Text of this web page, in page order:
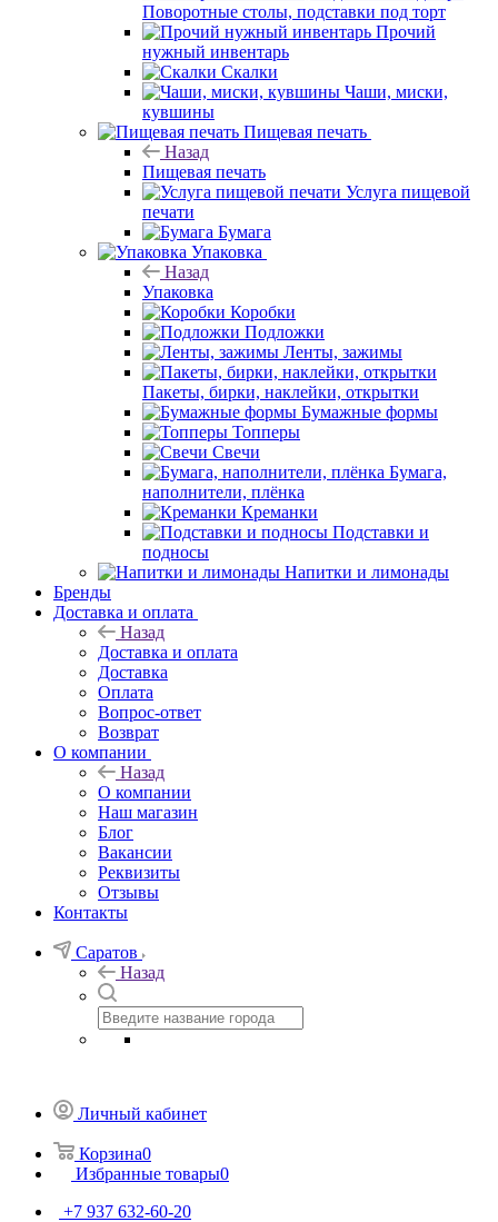
Поворотные столы, подставки под торт
Прочий
нужный инвентарь
Скалки
Чаши, миски,
кувшины
Пищевая печать
Назад
Пищевая печать
Услуга пищевой
печати
Бумага
Упаковка
Назад
Упаковка
Коробки
Подложки
Ленты, зажимы
Пакеты, бирки, наклейки, открытки
Бумажные формы
Топперы
Свечи
Бумага,
наполнители, плёнка
Креманки
Подставки и
подносы
Напитки и лимонады
Бренды
Доставка и оплата
Назад
Доставка и оплата
Доставка
Оплата
Вопрос-ответ
Возврат
О компании
Назад
О компании
Наш магазин
Блог
Вакансии
Реквизиты
Отзывы
Контакты
Саратов
Назад
Личный кабинет
Корзина0
Избранные товары0
+7 937 632-60-20